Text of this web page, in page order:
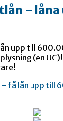
– låna
upp till
(en